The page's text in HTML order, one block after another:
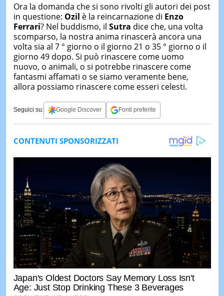
Ora la domanda che si sono rivolti gli autori dei post
in questione: Ozil è la reincarnazione di Enzo
Ferrari? Nel buddismo, il Sutra dice che, una volta
scomparso, la nostra anima rinascerà ancora una
volta sia al 7 ° giorno o il giorno 21 o 35 ° giorno o il
giorno 49 dopo. Si può rinascere come uomo
nuovo, o animali, o si potrebbe rinascere come
fantasmi affamati o se siamo veramente bene,
allora possiamo rinascere come esseri celesti.
Seguici su: Google Discover Fonti preferite